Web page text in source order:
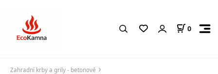
0
Zahradní krby a grily - betonové